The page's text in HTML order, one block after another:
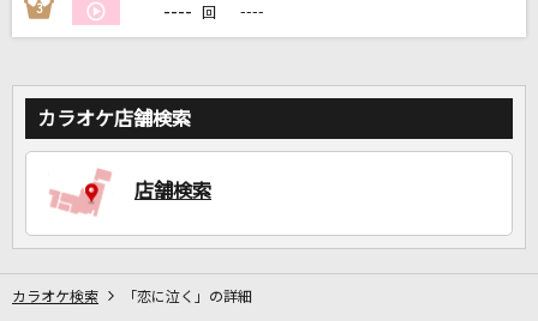
家族や友達と一緒に！練習にも！
3 ---- 回 ----
カラオケ店舗検索
店舗検索
カラオケ検索 「恋に泣く」の詳細